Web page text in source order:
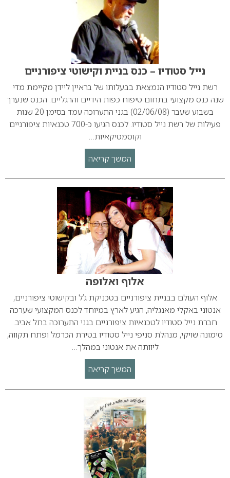
נייל סטודיו – כנס בניית וקישוטי ציפורניים
רשת נייל סטודיו הנמצאת בבעלותו של בראיין ליידן מקיימת מדי
שנה כנס מקצועי בתחום טיפוח כפות הידיים והרגליים. הכנס שנערך
בשבוע שעבר (02/06/08) בגני התערוכה עמד בסימן 20 שנות
פעילות של רשת נייל סטודיו. לכנס הגיעו כ-700 טכנאיות ציפורניים
וקוסמטיקאיות…
המשך קריאה
אלוף ואלופה
אלוף העולם בבניית ציפורניים בטכניקת ג’ל ובקישוטי ציפורניים,
אנטוני באקלי מאנגליה, הגיע לארץ במיוחד לכנס המקצועי שערכה
חברת נייל סטודיו לטכנאיות ציפורניים בגני התערוכה בתל אביב.
סימונה שויקי, מנהלת סניפי נייל סטודיו בטירת הכרמל ופתח תקווה,
ליוותה את אנטוני במהלך…
המשך קריאה